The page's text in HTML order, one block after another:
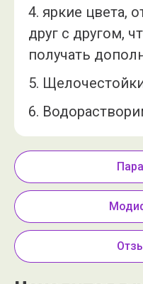
4. яркие цвета,
друг с другом,
получать
5.
6.